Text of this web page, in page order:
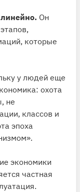
Он
которые
у людей еще
охота
не
классов и
эпоха
экономики
частная